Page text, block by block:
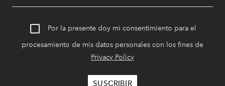
Por la presente doy mi consentimiento para el
procesamiento de mis datos personales con los fines de
Privacy Policy